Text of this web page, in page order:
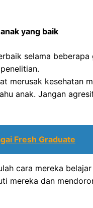
yang baik
selama
merusak kesehatan
anak. Jangan
Fresh Graduate
cara mereka
mereka dan